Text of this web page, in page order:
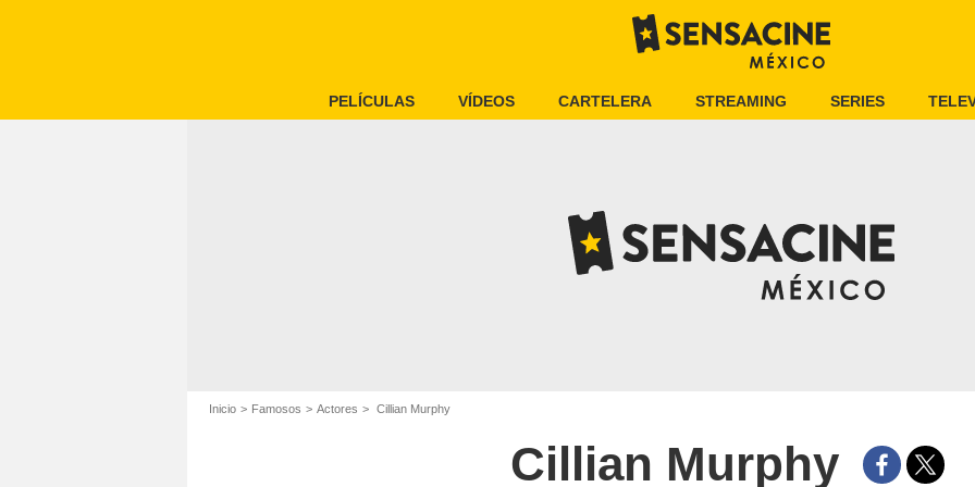
PELÍCULAS VÍDEOS CARTELERA STREAMING SERIES
Inicio Famosos Actores Cillian Murphy
Cillian Murphy